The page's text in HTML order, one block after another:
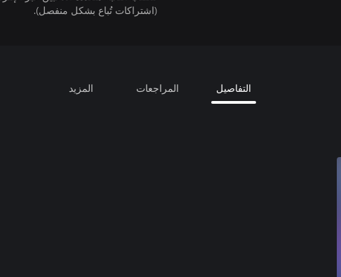
(اشتراكات تُباع بشكل منفصل).
التفاصيل المراجعات المزيد